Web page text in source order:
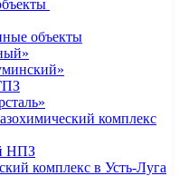
объекты
комплекс
НПЗ
комплекс в Усть-Луга